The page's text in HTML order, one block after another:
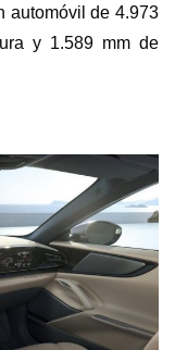
automóvil de 4.973
y 1.589 mm de